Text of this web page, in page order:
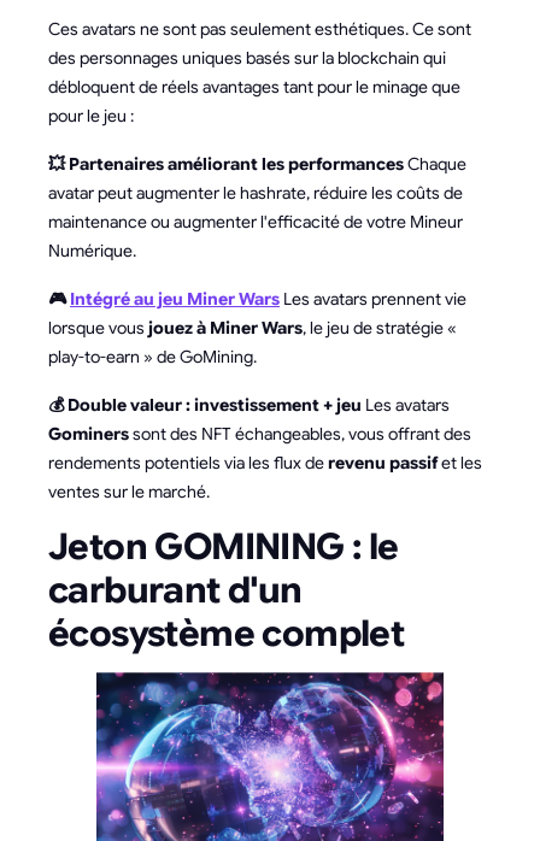
Ces avatars ne sont pas seulement esthétiques. Ce sont
des personnages uniques basés sur la blockchain qui
débloquent de réels avantages tant pour le minage que
pour le jeu :
💥 Partenaires améliorant les performancesChaque
avatar peut augmenter le hashrate, réduire les coûts de
maintenance ou augmenter l'efficacité de votre Mineur
Numérique.
🎮Intégré au jeu Miner Wars Les avatars prennent vie
lorsque vous jouez à Miner Wars, le jeu de stratégie «
play-to-earn » de GoMining.
💰 Double valeur : investissement + jeu Les avatars
Gominerssont des NFT échangeables, vous offrant des
rendements potentiels via les flux derevenu passifet les
ventes sur le marché.
Jeton GOMINING : le
carburant d'un
écosystème complet